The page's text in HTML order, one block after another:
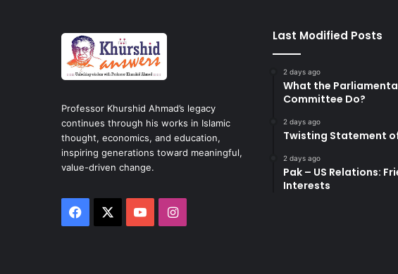
Professor Khurshid Ahmad’s legacy
continues through his works in Islamic
thought, economics, and education,
inspiring generations toward meaningful,
value-driven change.
Facebook YouTubeInstagram
Last Modified Posts
2 days ago
What the
Committee Do?
2 days ago
Twisting Statement
2 days ago
Pak – US Relations:
Interests